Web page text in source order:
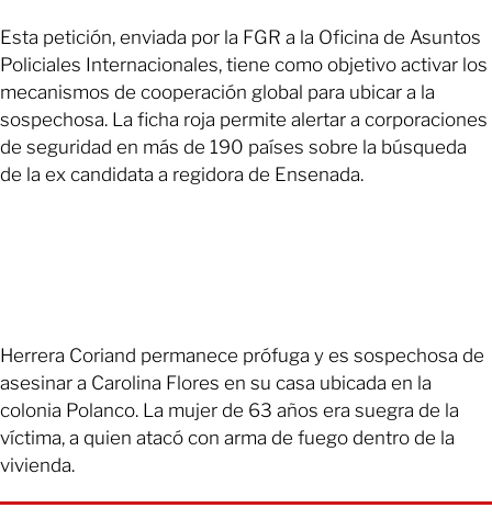
Esta petición, enviada por la FGR a la Oficina de Asuntos
Policiales Internacionales, tiene como objetivo activar los
mecanismos de cooperación global para ubicar a la
sospechosa. La ficha roja permite alertar a corporaciones
de seguridad en más de 190 países sobre la búsqueda
de la ex candidata a regidora de Ensenada.
Herrera Coriand permanece prófuga y es sospechosa de
asesinar a Carolina Flores en su casa ubicada en la
colonia Polanco. La mujer de 63 años era suegra de la
víctima, a quien atacó con arma de fuego dentro de la
vivienda.